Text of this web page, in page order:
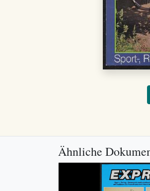
Ähnliche